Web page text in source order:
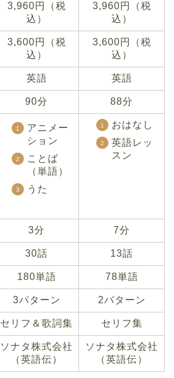
3,960円（税
込）
3,960円（税
込）
3,600円（税
込）
3,600円（税
込）
英語 英語
90分 88分
アニメー
ション
ことば
（単語）
うた
おはなし
英語レッ
スン
3分 7分
30話 13話
180単語 78単語
3パターン 2パターン
セリフ＆歌詞集 セリフ集
ソナタ株式会社
（英語伝）
ソナタ株式会社
（英語伝）